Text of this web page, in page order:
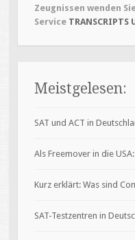
Zeugnissen wenden
Service TRANSCRIPTS
Meistgelesen:
SAT und ACT in
Als Freemover in die
Kurz erklärt: Was sind
SAT-Testzentren in